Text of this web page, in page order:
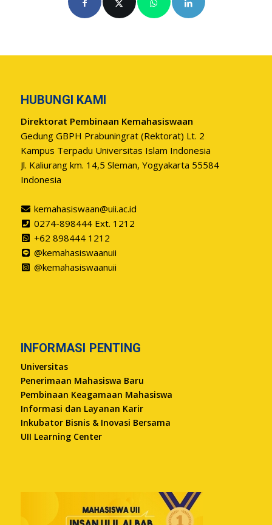
HUBUNGI KAMI
Direktorat Pembinaan Kemahasiswaan
Gedung GBPH Prabuningrat (Rektorat) Lt. 2
Kampus Terpadu Universitas Islam Indonesia
Jl. Kaliurang km. 14,5 Sleman, Yogyakarta 55584
Indonesia
kemahasiswaan@uii.ac.id
0274-898444 Ext. 1212
+62 898444 1212
@kemahasiswaanuii
@kemahasiswaanuii
INFORMASI PENTING
Universitas
Penerimaan Mahasiswa Baru
Pembinaan Keagamaan Mahasiswa
Informasi dan Layanan Karir
Inkubator Bisnis & Inovasi Bersama
UII Learning Center